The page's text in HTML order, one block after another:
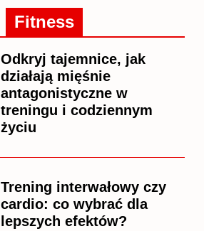
Fitness
Odkryj tajemnice, jak
działają mięśnie
antagonistyczne w
treningu i codziennym
życiu
Trening interwałowy czy
cardio: co wybrać dla
lepszych efektów?